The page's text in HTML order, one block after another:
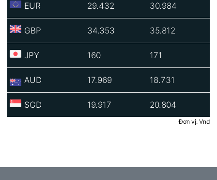
EUR 29.432 30.984
GBP 34.353 35.812
JPY 160 171
AUD 17.969 18.731
SGD 19.917 20.804
Đơn vị: Vnđ